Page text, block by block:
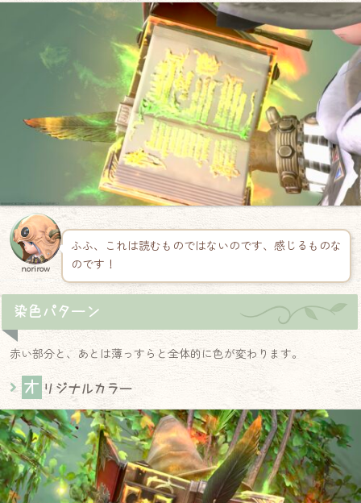
norirow
ふふ、これは読むものではないのです、感じるものな
のです！
染色パターン
赤い部分と、あとは薄っすらと全体的に色が変わります。
オ リジナルカラー